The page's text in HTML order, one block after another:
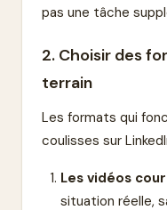
pas une tâche
2. Choisir des
terrain
Les formats qui
coulisses sur
Les vidéos
situation réelle,